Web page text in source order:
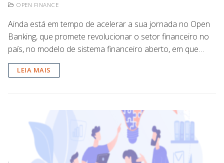
OPEN FINANCE
Ainda está em tempo de acelerar a sua jornada no Open
Banking, que promete revolucionar o setor financeiro no
país, no modelo de sistema financeiro aberto, em que…
LEIA MAIS